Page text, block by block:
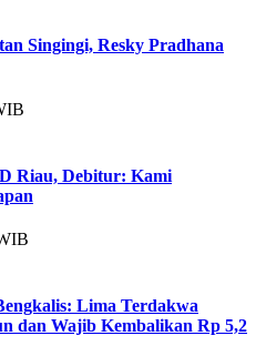
Singingi, Resky Pradhana
Riau, Debitur: Kami
Lima Terdakwa
dan Wajib Kembalikan Rp 5,2